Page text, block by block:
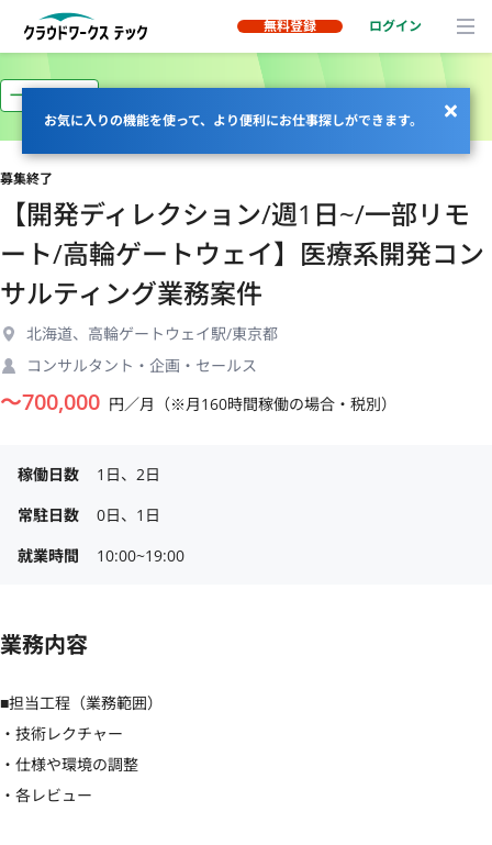
無料登録 ログイン
お気に入りの機能を使って、より便利にお仕事探しができます。
一部リモート
募集終了
【開発ディレクション/週1日~/一部リモ
ート/高輪ゲートウェイ】医療系開発コン
サルティング業務案件
北海道、高輪ゲートウェイ駅/東京都
コンサルタント・企画・セールス
〜700,000 円／月（※月160時間稼働の場合・税別）
稼働日数
1日、2日
常駐日数
0日、1日
就業時間
10:00~19:00
業務内容
■担当工程（業務範囲）
・技術レクチャー
・仕様や環境の調整
・各レビュー